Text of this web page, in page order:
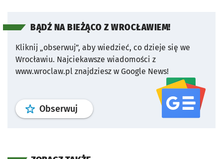
BĄDŹ NA BIEŻĄCO Z WROCŁAWIEM!
Kliknij „obserwuj”, aby wiedzieć, co dzieje się we
Wrocławiu. Najciekawsze wiadomości z
www.wroclaw.pl znajdziesz w Google News!
Obserwuj profil serwisu